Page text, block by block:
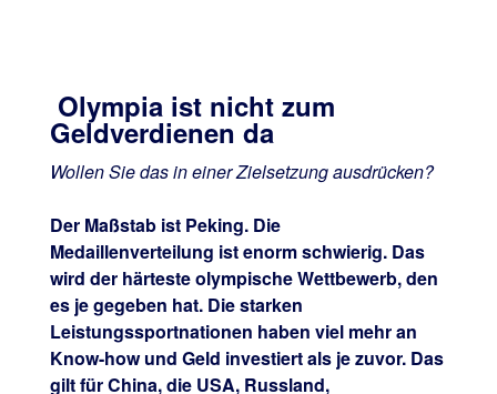
Olympia ist nicht zum
Geldverdienen da
Wollen Sie das in einer Zielsetzung ausdrücken?
Der Maßstab ist Peking. Die
Medaillenverteilung ist enorm schwierig. Das
wird der härteste olympische Wettbewerb, den
es je gegeben hat. Die starken
Leistungssportnationen haben viel mehr an
Know-how und Geld investiert als je zuvor. Das
gilt für China, die USA, Russland,